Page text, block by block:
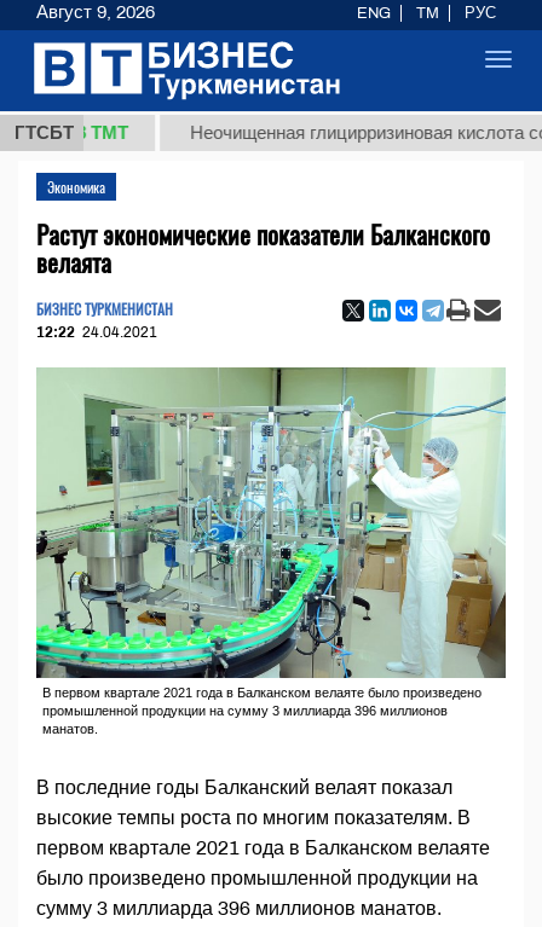
ГТСБТ
ТМТ Неочищенная глицирризиновая кислота
Экономика
Растут экономические показатели Балканского
велаята
БИЗНЕС ТУРКМЕНИСТАН
12:22 24.04.2021
В первом квартале 2021 года в Балканском велаяте было произведено
промышленной продукции на сумму 3 миллиарда 396 миллионов
манатов.
В последние годы Балканский велаят показал
высокие темпы роста по многим показателям. В
первом квартале 2021 года в Балканском велаяте
было произведено промышленной продукции на
сумму 3 миллиарда 396 миллионов манатов.
Август 9, 2026 ENG TM РУС